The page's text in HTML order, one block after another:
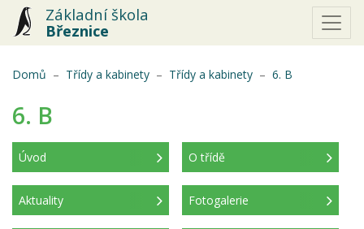
Základní škola
Březnice
Domů Třídy a kabinety Třídy a kabinety 6. B
6. B
Úvod
(aktuální)
O třídě
Aktuality Fotogalerie